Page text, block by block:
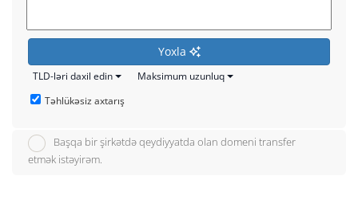
Yoxla
TLD-ləri daxil edin
Maksimum uzunluq
Təhlükəsiz axtarış
Başqa bir şirkətdə qeydiyyatda olan domeni transfer
etmək istəyirəm.